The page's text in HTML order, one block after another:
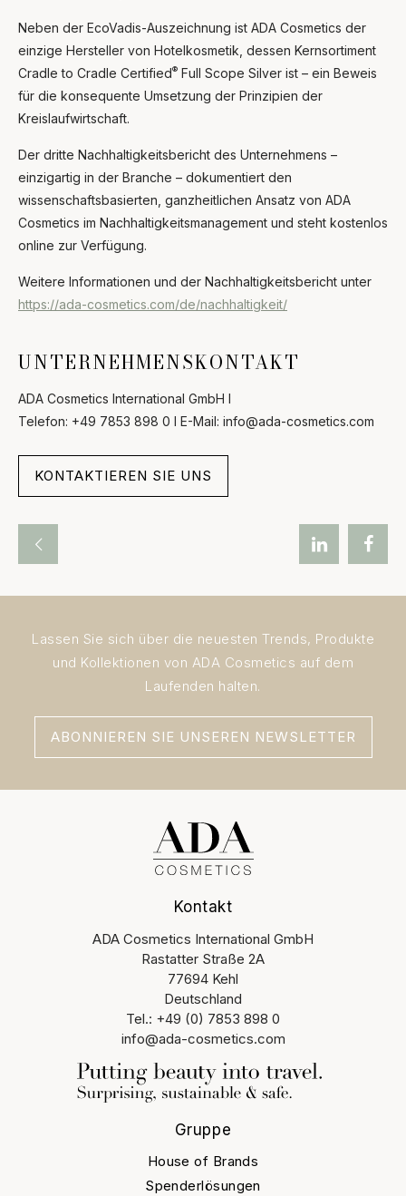
Neben der EcoVadis-Auszeichnung ist ADA Cosmetics der
einzige Hersteller von Hotelkosmetik, dessen Kernsortiment
Cradle to Cradle Certified® Full Scope Silver ist – ein Beweis
für die konsequente Umsetzung der Prinzipien der
Kreislaufwirtschaft.
Der dritte Nachhaltigkeitsbericht des Unternehmens –
einzigartig in der Branche – dokumentiert den
wissenschaftsbasierten, ganzheitlichen Ansatz von ADA
Cosmetics im Nachhaltigkeitsmanagement und steht kostenlos
online zur Verfügung.
Weitere Informationen und der Nachhaltigkeitsbericht unter
https://ada-cosmetics.com/de/nachhaltigkeit/
UNTERNEHMENSKONTAKT
ADA Cosmetics International GmbH l
Telefon: +49 7853 898 0 l E-Mail: info@ada-cosmetics.com
KONTAKTIEREN SIE UNS
Lassen Sie sich über die neuesten Trends, Produkte
und Kollektionen von ADA Cosmetics auf dem
Laufenden halten.
ABONNIEREN SIE UNSEREN NEWSLETTER
Kontakt
ADA Cosmetics International GmbH
Rastatter Straße 2A
77694 Kehl
Deutschland
Tel.: +49 (0) 7853 898 0
info@ada-cosmetics.com
Gruppe
House of Brands
Spenderlösungen